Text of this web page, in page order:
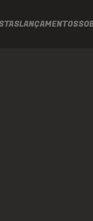
LANÇAMENTOS